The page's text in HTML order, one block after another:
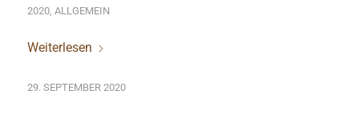
2020, ALLGEMEIN
Weiterlesen
29. SEPTEMBER 2020